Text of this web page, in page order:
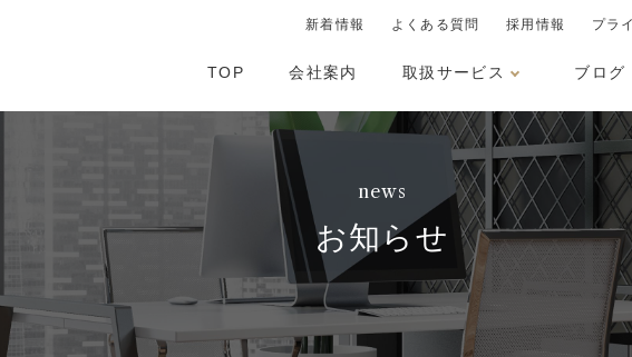
新着情報 よくある質問 採用情報 プラ
TOP 会社案内 取扱サービス ブログ
お知らせ
news